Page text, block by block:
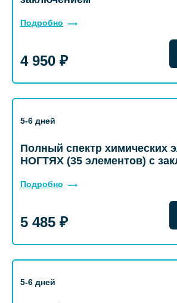
Подробно
4 950 ₽
5-6 дней
Полный спектр химических
НОГТЯХ (35 элементов) с
Подробно
5 485 ₽
5-6 дней